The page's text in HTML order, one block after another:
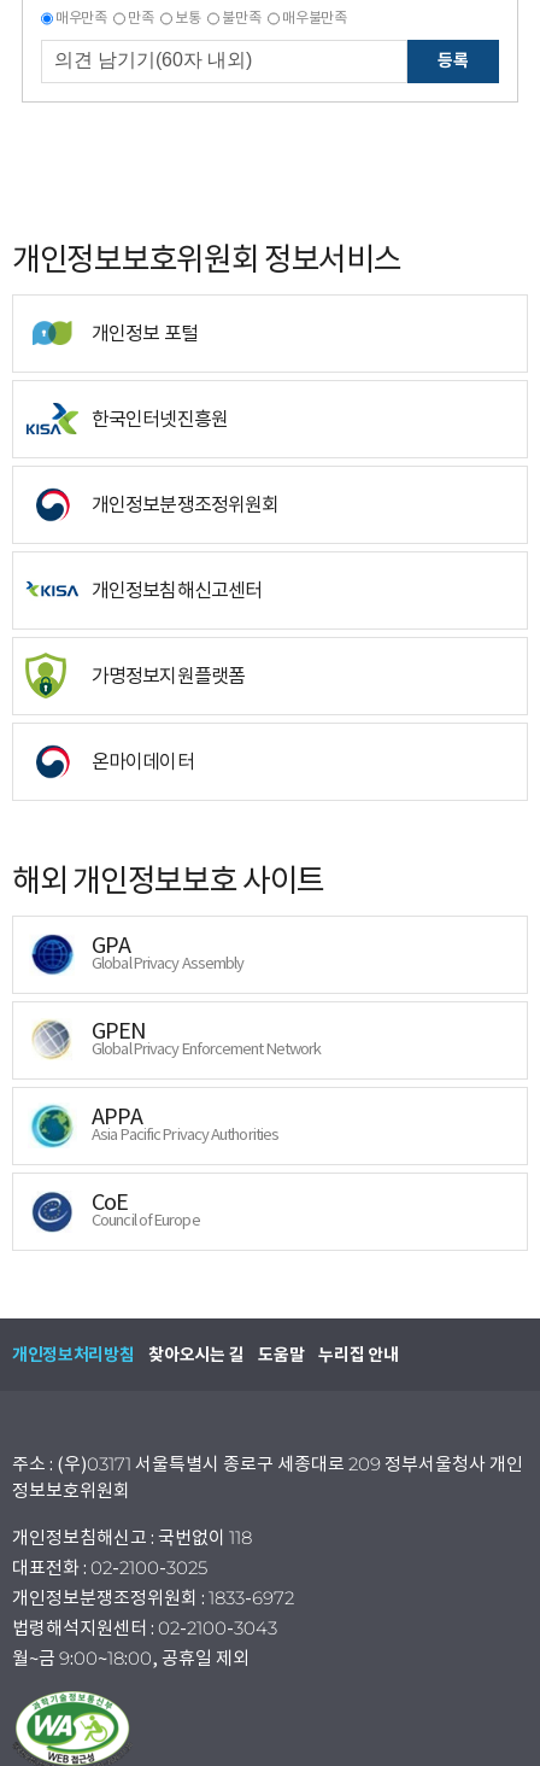
매우만족 만족 보통 불만족 매우불만족
등록
개인정보보호위원회 정보서비스
개인정보 포털
한국인터넷진흥원
개인정보분쟁조정위원회
개인정보침해신고센터
가명정보지원플랫폼
온마이데이터
해외 개인정보보호 사이트
GPA
Global Privacy Assembly
GPEN
Global Privacy Enforcement Network
APPA
Asia Pacific Privacy Authorities
CoE
Council of Europe
개인정보처리방침 찾아오시는 길 도움말 누리집 안내
주소 : (우)03171 서울특별시 종로구 세종대로 209 정부서울청사 개인
정보보호위원회
개인정보침해신고 : 국번없이 118
대표전화 : 02-2100-3025
개인정보분쟁조정위원회 : 1833-6972
법령해석지원센터 : 02-2100-3043
월~금 9:00~18:00, 공휴일 제외